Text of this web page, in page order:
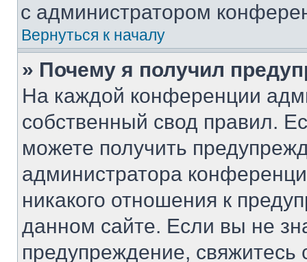
с администратором
Вернуться к началу
» Почему я получил
На каждой конференции
собственный свод правил.
можете получить
администратора
никакого отношения к
данном сайте. Если вы не
предупреждение,